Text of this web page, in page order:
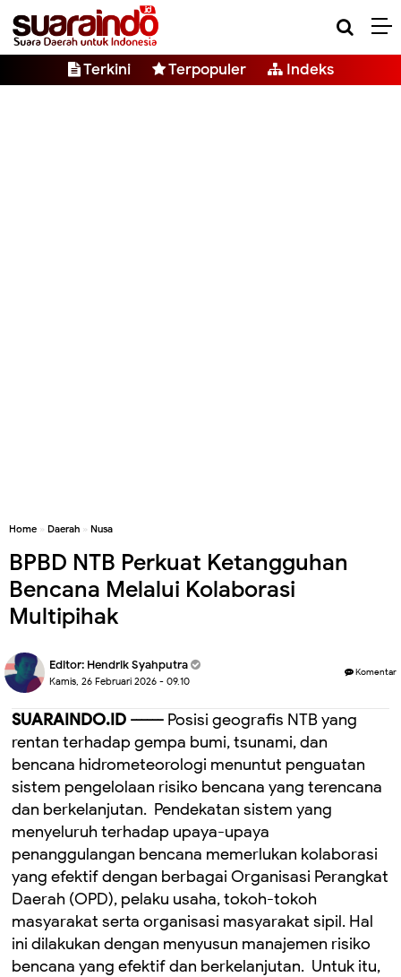
Terkini Terpopuler Indeks
Home » Daerah » Nusa
BPBD NTB Perkuat Ketangguhan
Bencana Melalui Kolaborasi
Multipihak
Editor: Hendrik Syahputra
Kamis, 26 Februari 2026 - 09.10
Komentar
SUARAINDO.ID ------ Posisi geografis NTB yang
rentan terhadap gempa bumi, tsunami, dan
bencana hidrometeorologi menuntut penguatan
sistem pengelolaan risiko bencana yang terencana
dan berkelanjutan. ‎ Pendekatan sistem yang
menyeluruh terhadap upaya-upaya
penanggulangan bencana memerlukan kolaborasi
yang efektif dengan berbagai Organisasi Perangkat
Daerah (OPD), pelaku usaha, tokoh-tokoh
masyarakat serta organisasi masyarakat sipil. Hal
ini dilakukan dengan menyusun manajemen risiko
bencana yang efektif dan berkelanjutan. ‎ ‎Untuk itu,